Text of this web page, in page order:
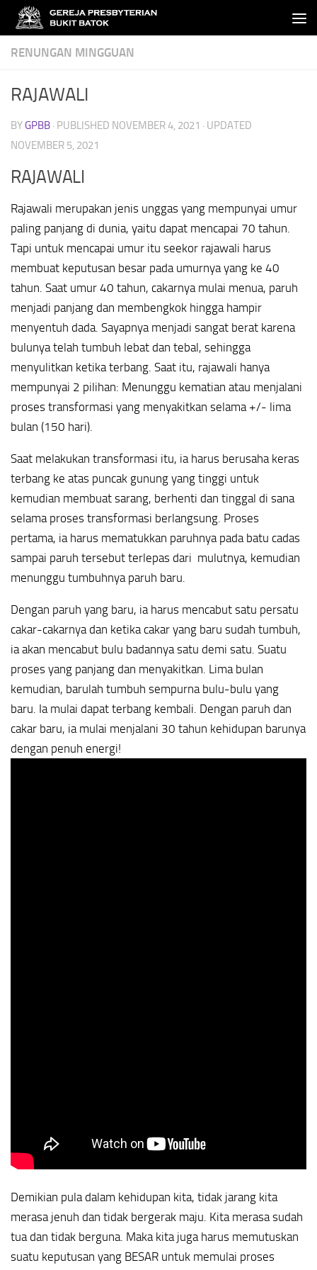
Skip to content
RENUNGAN MINGGUAN
RAJAWALI
BYGPBB · PUBLISHED NOVEMBER 4, 2021 · UPDATED
NOVEMBER 5, 2021
RAJAWALI
Rajawali merupakan jenis unggas yang mempunyai umur
paling panjang di dunia, yaitu dapat mencapai 70 tahun.
Tapi untuk mencapai umur itu seekor rajawali harus
membuat keputusan besar pada umurnya yang ke 40
tahun. Saat umur 40 tahun, cakarnya mulai menua, paruh
menjadi panjang dan membengkok hingga hampir
menyentuh dada. Sayapnya menjadi sangat berat karena
bulunya telah tumbuh lebat dan tebal, sehingga
menyulitkan ketika terbang. Saat itu, rajawali hanya
mempunyai 2 pilihan: Menunggu kematian atau menjalani
proses transformasi yang menyakitkan selama +/- lima
bulan (150 hari).
Saat melakukan transformasi itu, ia harus berusaha keras
terbang ke atas puncak gunung yang tinggi untuk
kemudian membuat sarang, berhenti dan tinggal di sana
selama proses transformasi berlangsung. Proses
pertama, ia harus mematukkan paruhnya pada batu cadas
sampai paruh tersebut terlepas dari mulutnya, kemudian
menunggu tumbuhnya paruh baru.
Dengan paruh yang baru, ia harus mencabut satu persatu
cakar-cakarnya dan ketika cakar yang baru sudah tumbuh,
ia akan mencabut bulu badannya satu demi satu. Suatu
proses yang panjang dan menyakitkan. Lima bulan
kemudian, barulah tumbuh sempurna bulu-bulu yang
baru. Ia mulai dapat terbang kembali. Dengan paruh dan
cakar baru, ia mulai menjalani 30 tahun kehidupan barunya
dengan penuh energi!
Demikian pula dalam kehidupan kita, tidak jarang kita
merasa jenuh dan tidak bergerak maju. Kita merasa sudah
tua dan tidak berguna. Maka kita juga harus memutuskan
suatu keputusan yang BESAR untuk memulai proses